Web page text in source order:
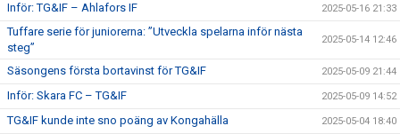
Inför: TG&IF – Ahlafors IF 2025-05-16 21:33
Tuffare serie för juniorerna: ”Utveckla spelarna inför nästa
steg”
2025-05-14 12:46
Säsongens första bortavinst för TG&IF 2025-05-09 21:44
Inför: Skara FC – TG&IF 2025-05-09 14:52
TG&IF kunde inte sno poäng av Kongahälla 2025-05-04 18:40